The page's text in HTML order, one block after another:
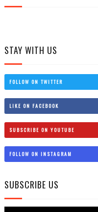
STAY WITH US
FOLLOW ON TWITTER
LIKE ON FACEBOOK
SUBSCRIBE ON YOUTUBE
FOLLOW ON INSTAGRAM
SUBSCRIBE US